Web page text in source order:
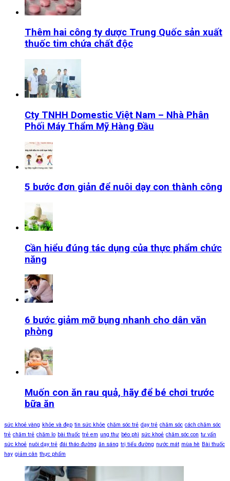
Thêm hai công ty dược Trung Quốc sản xuất
thuốc tim chứa chất độc
Cty TNHH Domestic Việt Nam – Nhà Phân
Phối Máy Thẩm Mỹ Hàng Đầu
5 bước đơn giản để nuôi dạy con thành công
Cần hiểu đúng tác dụng của thực phẩm chức
năng
6 bước giảm mỡ bụng nhanh cho dân văn
phòng
Muốn con ăn rau quả, hãy để bé chơi trước
bữa ăn
sức khoẻ vàng khỏe và đẹp tin sức khỏe chăm sóc trẻ dạy trẻ chăm sóc cách chăm sóc
trẻ chăm trẻ chăm lo bài thuốc trẻ em ung thư béo phì sức khoẻ chăm sóc con tư vấn
sức khoẻ nuôi dạy trẻ đái tháo đường ăn sáng trị tiểu đường nước mát mùa hè Bài thuốc
hay giảm cân thực phẩm